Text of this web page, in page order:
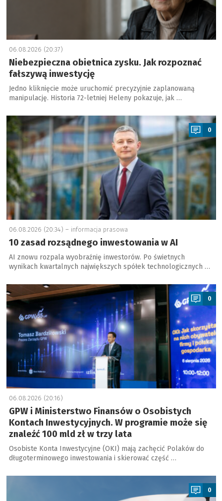
06.08.2026 (20:37)
Niebezpieczna obietnica zysku. Jak rozpoznać
fałszywą inwestycję
Jedno kliknięcie może uruchomić precyzyjnie zaplanowaną
manipulację. Historia 72-letniej Heleny pokazuje, jak …
a
0
06.08.2026 (20:34) – informacja prasowa
10 zasad rozsądnego inwestowania w AI
AI znowu rozpala wyobraźnię inwestorów. Po świetnych
wynikach kwartalnych największych spółek technologicznych …
a
0
06.08.2026 (20:16)
GPW i Ministerstwo Finansów o Osobistych
Kontach Inwestycyjnych. W programie może się
znaleźć 100 mld zł w trzy lata
Osobiste Konta Inwestycyjne (OKI) mają zachęcić Polaków do
długoterminowego inwestowania i skierować część …
a
0